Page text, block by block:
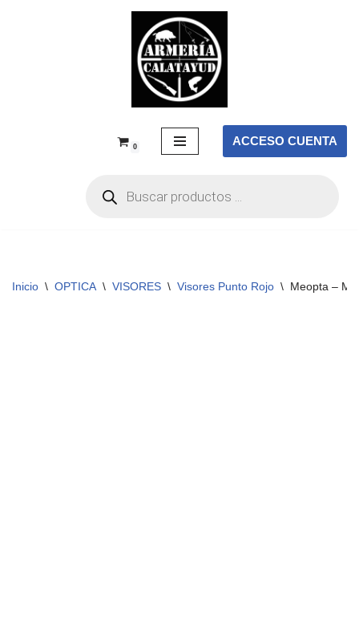
0 ACCESO CUENTA
Inicio \ OPTICA \ VISORES \ Visores Punto Rojo \ Meopta –